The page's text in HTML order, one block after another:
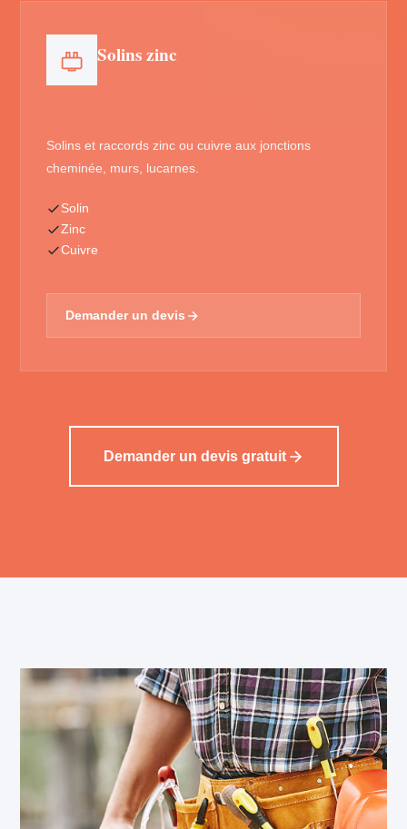
Solins zinc
Solins et raccords zinc ou cuivre aux jonctions
cheminée, murs, lucarnes.
Solin
Zinc
Cuivre
Demander un devis
Demander un devis gratuit